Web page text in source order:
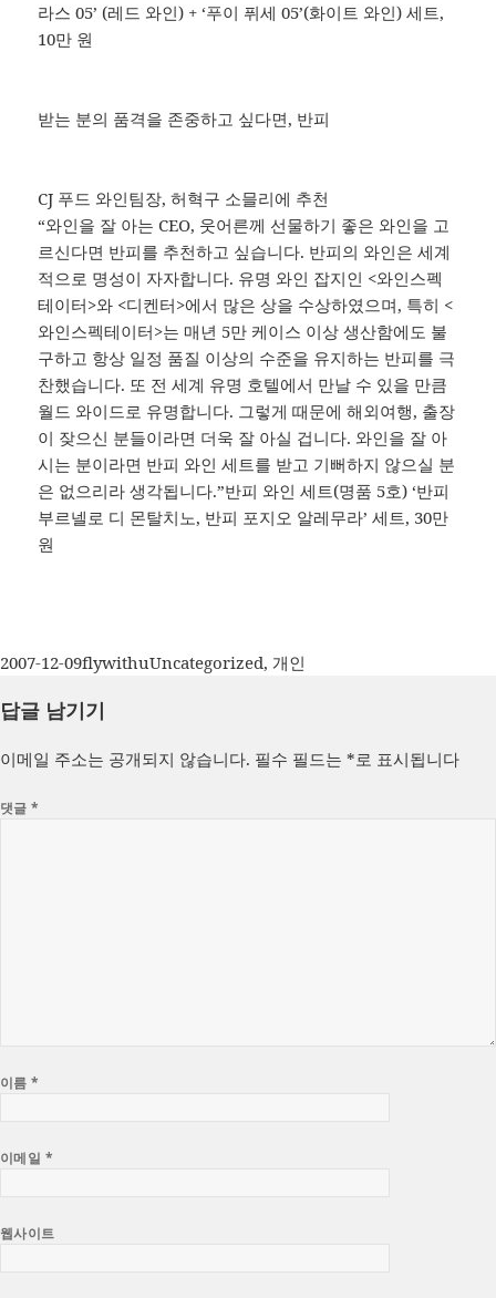
라스 05’ (레드 와인) + ‘푸이 퓌세 05’(화이트 와인) 세트,
10만 원
받는 분의 품격을 존중하고 싶다면, 반피
CJ 푸드 와인팀장, 허혁구 소믈리에 추천
“와인을 잘 아는 CEO, 웃어른께 선물하기 좋은 와인을 고
르신다면 반피를 추천하고 싶습니다. 반피의 와인은 세계
적으로 명성이 자자합니다. 유명 와인 잡지인 <와인스펙
테이터>와 <디켄터>에서 많은 상을 수상하였으며, 특히 <
와인스펙테이터>는 매년 5만 케이스 이상 생산함에도 불
구하고 항상 일정 품질 이상의 수준을 유지하는 반피를 극
찬했습니다. 또 전 세계 유명 호텔에서 만날 수 있을 만큼
월드 와이드로 유명합니다. 그렇게 때문에 해외여행, 출장
이 잦으신 분들이라면 더욱 잘 아실 겁니다. 와인을 잘 아
시는 분이라면 반피 와인 세트를 받고 기뻐하지 않으실 분
은 없으리라 생각됩니다.”반피 와인 세트(명품 5호) ‘반피
부르넬로 디 몬탈치노, 반피 포지오 알레무라’ 세트, 30만
원
작
일
2007-12-09글
이
flywithu카
Uncategorized, 개인
답글 남기기
이메일 주소는 공개되지 않습니다. 필수 필드는 *로 표시됩니다
댓글*
이름*
이메일 *
웹사이트